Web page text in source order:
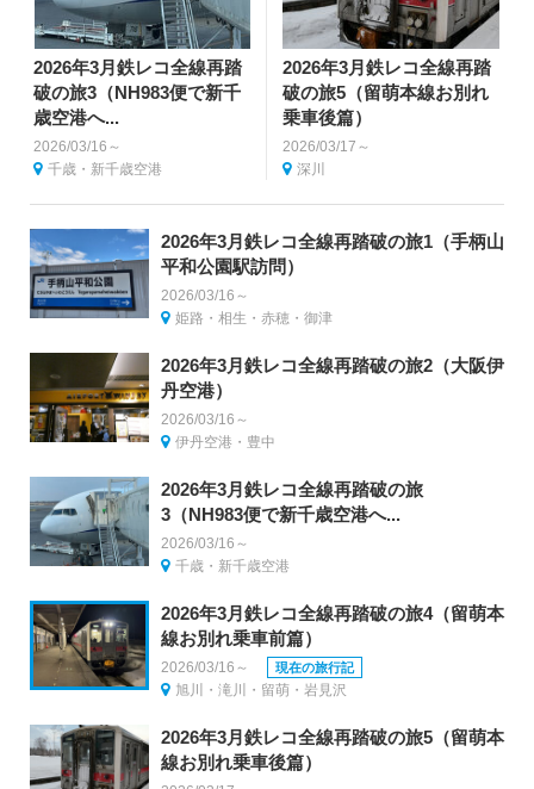
2026年3月鉄レコ全線再踏
破の旅3（NH983便で新千
歳空港へ...
2026/03/16～
千歳・新千歳空港
2026年3月鉄レコ全線再踏
破の旅5（留萌本線お別れ
乗車後篇）
2026/03/17～
深川
2026年3月鉄レコ全線再踏破の旅1（手柄山
平和公園駅訪問）
2026/03/16～
姫路・相生・赤穂・御津
2026年3月鉄レコ全線再踏破の旅2（大阪伊
丹空港）
2026/03/16～
伊丹空港・豊中
2026年3月鉄レコ全線再踏破の旅
3（NH983便で新千歳空港へ...
2026/03/16～
千歳・新千歳空港
2026年3月鉄レコ全線再踏破の旅4（留萌本
線お別れ乗車前篇）
2026/03/16～ 現在の旅行記
旭川・滝川・留萌・岩見沢
2026年3月鉄レコ全線再踏破の旅5（留萌本
線お別れ乗車後篇）